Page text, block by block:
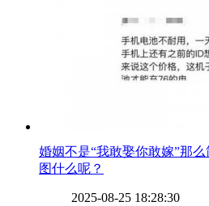
婚姻不是“我敢娶你敢嫁”那
图什么呢？
2025-08-25 18:28:30